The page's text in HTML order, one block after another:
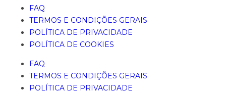
FAQ
TERMOS E CONDIÇÕES GERAIS
POLÍTICA DE PRIVACIDADE
POLÍTICA DE COOKIES
FAQ
TERMOS E CONDIÇÕES GERAIS
POLÍTICA DE PRIVACIDADE